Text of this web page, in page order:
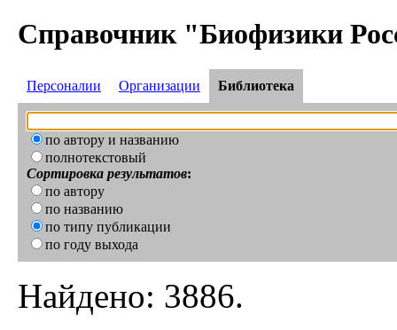
Справочник "Биофизики
Персоналии Организации Библиотека
по автору и названию
полнотекстовый
Сортировка результатов:
по автору
по названию
по типу публикации
по году выхода
Найдено: 3886.